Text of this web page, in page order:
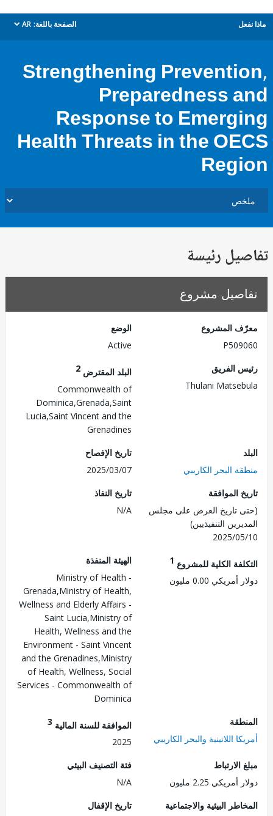
الصفحة باللغة: AR
dropdown
Strengthening
Preparedness
Response to
Health Threats in the
رئيسة
مشروع
المشروع
الفريق
Thulani
البلد المقترض
Commonwealth of
Dominica,Grenada,Saint
Lucia,Saint Vincent and the
Grenadines
البحر الكاريبي
تاريخ الإفصاح
2025/03/07
الموافقة
تاريخ العرض على مجلس
التنفيذيين)
2025/
تاريخ النفاذ
N/A
الكلية للمشروع1
0.00 مليون
الهيئة المنفذة
Ministry of Health -
Grenada,Ministry of Health,
Wellness and Elderly Affairs -
Saint Lucia,Ministry of
Health, Wellness and the
Environment - Saint Vincent
and the Grenadines,Ministry
of Health, Wellness, Social
Services - Commonwealth of
Dominica
اللاتينية والبحر الكاريبي
الموافقة للسنة المالية3
2025
2.25 مليون
فئة التصنيف البيئي
البيئية والاجتماعية
تاريخ الإقفال